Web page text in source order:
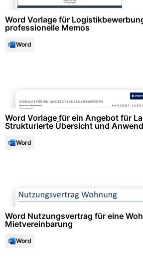
Word Vorlage für
professionelle Memos
Word
Word Vorlage für ein Angebot für
Strukturierte Übersicht und
Word
Word Nutzungsvertrag für eine
Mietvereinbarung
Word